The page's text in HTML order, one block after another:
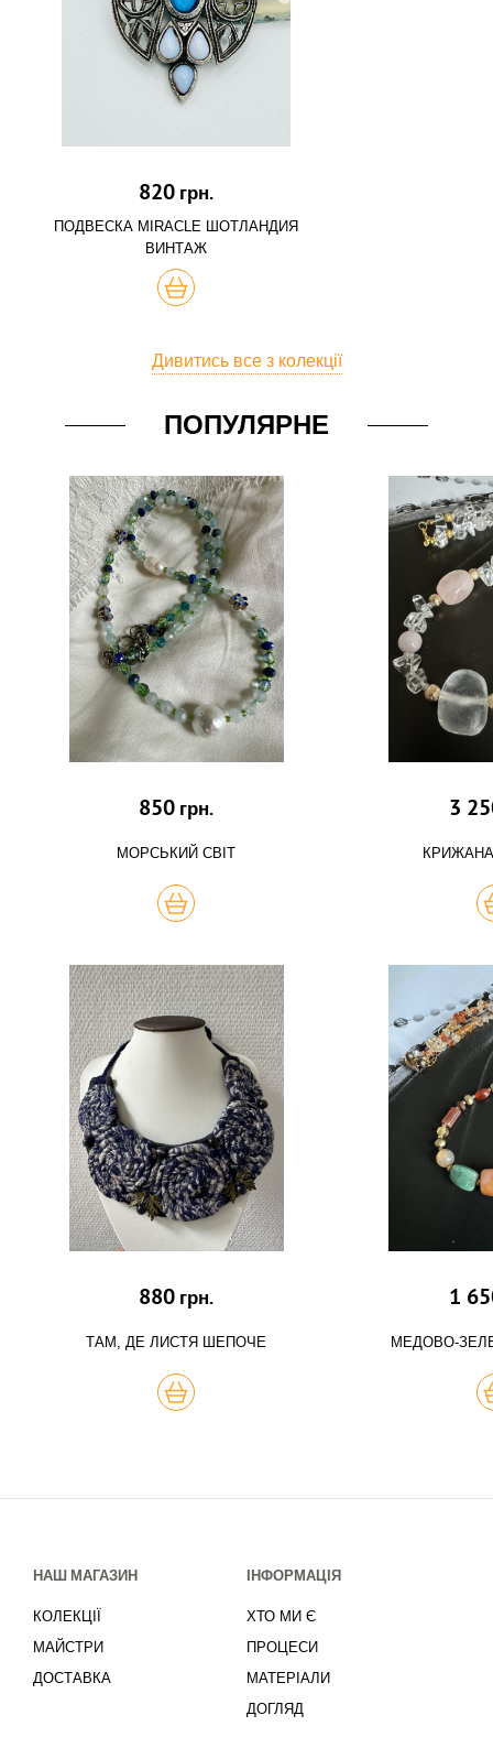
820 грн.
ПОДВЕСКА MIRACLE ШОТЛАНДИЯ
ВИНТАЖ
КУПИТЬ
Дивитись все з колекції
ПОПУЛЯРНЕ
850 грн.
МОРСЬКИЙ СВІТ
КУПИТЬ
3
880 грн.
ТАМ, ДЕ ЛИСТЯ ШЕПОЧЕ
КУПИТЬ
1
МЕДОВО-
НАШ МАГАЗИН
КОЛЕКЦІЇ
МАЙСТРИ
ДОСТАВКА
ІНФОРМАЦІЯ
ХТО МИ Є
ПРОЦЕСИ
МАТЕРІАЛИ
ДОГЛЯД